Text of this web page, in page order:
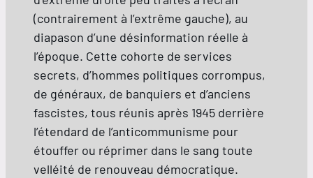
(contrairement à l’extrême gauche), au
diapason d’une désinformation réelle à
l’époque. Cette cohorte de services
secrets, d’hommes politiques corrompus,
de généraux, de banquiers et d’anciens
fascistes, tous réunis après 1945 derrière
l’étendard de l’anticommunisme pour
étouffer ou réprimer dans le sang toute
velléité de renouveau démocratique.